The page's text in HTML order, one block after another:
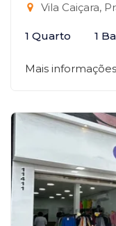
Vila Caiçara,
1 Quarto 1
Mais informações